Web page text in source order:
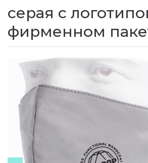
серая с
фирменном